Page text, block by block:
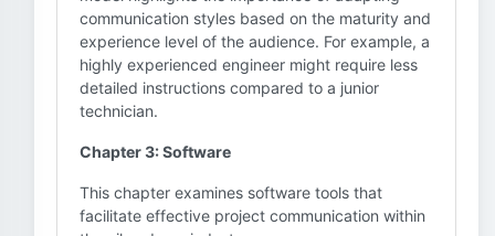
communication styles based on the maturity and
experience level of the audience. For example, a
highly experienced engineer might require less
detailed instructions compared to a junior
technician.
Chapter 3: Software
This chapter examines software tools that
facilitate effective project communication within